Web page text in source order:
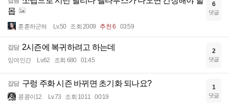
몹
훈훈하군혀 Lv.50 조회 2009 추천 6 03:59
6
댓글
잡담 2시즌에 복귀하려고 하는데
잉여인간 Lv.62 조회 680 01:45
2
댓글
잡담 구렁 주화 시즌 바뀌면 초기화 되나요?
콩콩이12 Lv.73 조회 1011 00:19
1
댓글